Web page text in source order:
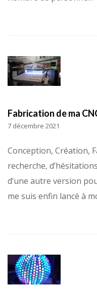
Fabrication de ma
7 décembre 2021
Conception, Création,
recherche,
d’une autre version
me suis enfin lancé à